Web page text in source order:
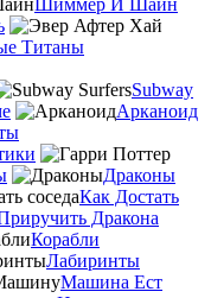
Шиммер И Шайн
Титаны
Subway
Арканоид
Драконы
Как Достать
Дракона
Корабли
Лабиринты
Машина Ест